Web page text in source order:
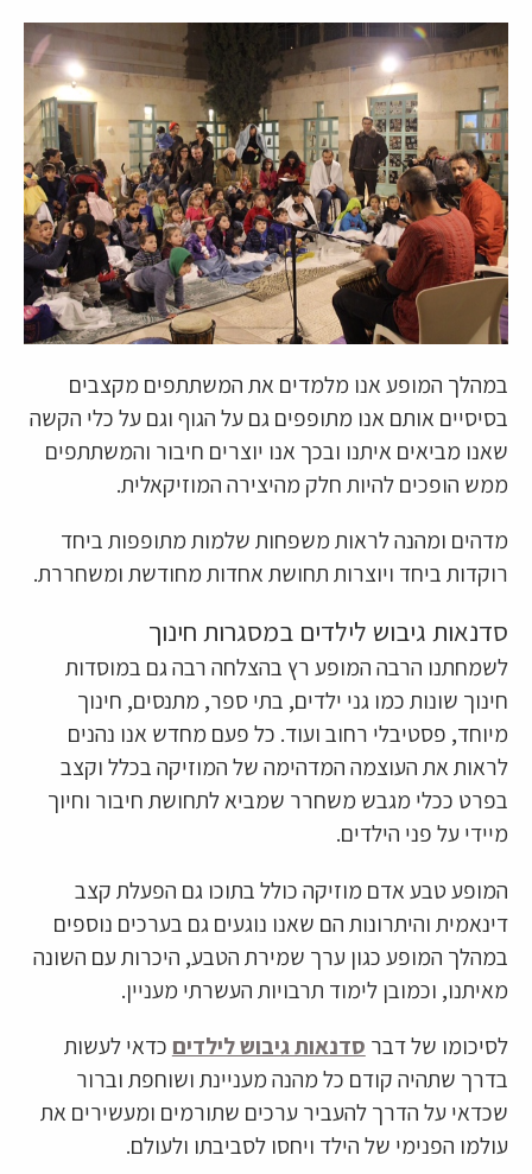
במהלך המופע אנו מלמדים את המשתתפים מקצבים
בסיסיים אותם אנו מתופפים גם על הגוף וגם על כלי הקשה
שאנו מביאים איתנו ובכך אנו יוצרים חיבור והמשתתפים
ממש הופכים להיות חלק מהיצירה המוזיקאלית.
מדהים ומהנה לראות משפחות שלמות מתופפות ביחד
רוקדות ביחד ויוצרות תחושת אחדות מחודשת ומשחררת.
סדנאות גיבוש לילדים במסגרות חינוך
לשמחתנו הרבה המופע רץ בהצלחה רבה גם במוסדות
חינוך שונות כמו גני ילדים, בתי ספר, מתנסים, חינוך
מיוחד, פסטיבלי רחוב ועוד. כל פעם מחדש אנו נהנים
לראות את העוצמה המדהימה של המוזיקה בכלל וקצב
בפרט ככלי מגבש משחרר שמביא לתחושת חיבור וחיוך
מיידי על פני הילדים.
המופע טבע אדם מוזיקה כולל בתוכו גם הפעלת קצב
דינאמית והיתרונות הם שאנו נוגעים גם בערכים נוספים
במהלך המופע כגון ערך שמירת הטבע, היכרות עם השונה
מאיתנו, וכמובן לימוד תרבויות העשרתי מעניין.
לסיכומו של דבר סדנאות גיבוש לילדים כדאי לעשות
בדרך שתהיה קודם כל מהנה מעניינת ושוחפת וברור
שכדאי על הדרך להעביר ערכים שתורמים ומעשירים את
עולמו הפנימי של הילד ויחסו לסביבתו ולעולם.